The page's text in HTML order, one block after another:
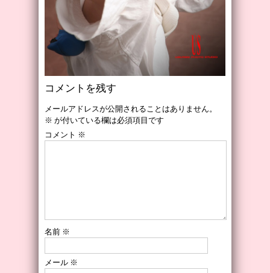
コメントを残す
メールアドレスが公開されることはありません。
※ が付いている欄は必須項目です
コメント ※
名前 ※
メール ※